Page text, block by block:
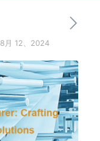
8月 12、2024